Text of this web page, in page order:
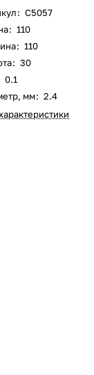
: C5057
: 110
: 110
: 30
0.1
мм: 2.4
только
банка
выбранный